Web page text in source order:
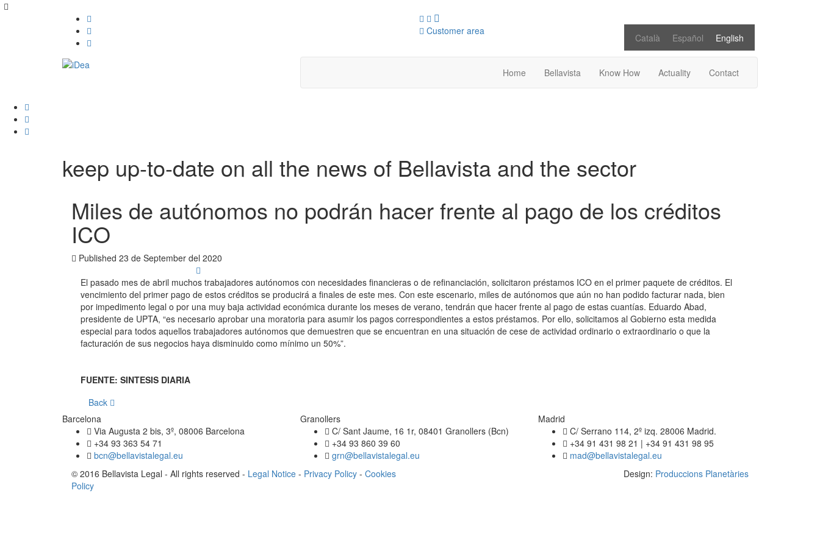
Català Español English
Customer area
Home Bellavista Know How Actuality Contact
keep up-to-date on all the news of Bellavista and the sector
Miles de autónomos no podrán hacer frente al pago de los créditos
ICO
Published 23 de September del 2020
El pasado mes de abril muchos trabajadores autónomos con necesidades financieras o de refinanciación, solicitaron préstamos ICO en el primer paquete de créditos. El
vencimiento del primer pago de estos créditos se producirá a finales de este mes. Con este escenario, miles de autónomos que aún no han podido facturar nada, bien
por impedimento legal o por una muy baja actividad económica durante los meses de verano, tendrán que hacer frente al pago de estas cuantías. Eduardo Abad,
presidente de UPTA, “es necesario aprobar una moratoria para asumir los pagos correspondientes a estos préstamos. Por ello, solicitamos al Gobierno esta medida
especial para todos aquellos trabajadores autónomos que demuestren que se encuentran en una situación de cese de actividad ordinario o extraordinario o que la
facturación de sus negocios haya disminuido como mínimo un 50%”.
FUENTE: SINTESIS DIARIA
Back
Barcelona
Via Augusta 2 bis, 3º, 08006 Barcelona
+34 93 363 54 71
bcn@bellavistalegal.eu
Granollers
C/ Sant Jaume, 16 1r, 08401 Granollers (Bcn)
+34 93 860 39 60
grn@bellavistalegal.eu
Madrid
C/ Serrano 114, 2º izq. 28006 Madrid.
+34 91 431 98 21 | +34 91 431 98 95
mad@bellavistalegal.eu
© 2016 Bellavista Legal - All rights reserved - Legal Notice - Privacy Policy - Cookies
Policy
Design: Produccions Planetàries